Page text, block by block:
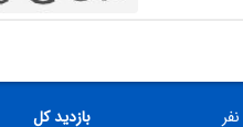
بازدید کل